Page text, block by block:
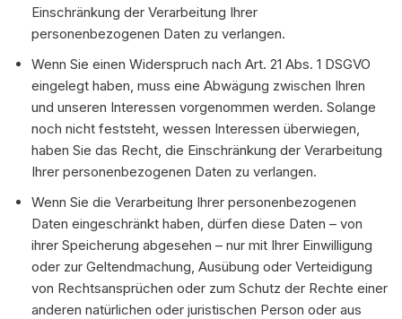
Einschränkung der Verarbeitung Ihrer
personenbezogenen Daten zu verlangen.
Wenn Sie einen Widerspruch nach Art. 21 Abs. 1 DSGVO
eingelegt haben, muss eine Abwägung zwischen Ihren
und unseren Interessen vorgenommen werden. Solange
noch nicht feststeht, wessen Interessen überwiegen,
haben Sie das Recht, die Einschränkung der Verarbeitung
Ihrer personenbezogenen Daten zu verlangen.
Wenn Sie die Verarbeitung Ihrer personenbezogenen
Daten eingeschränkt haben, dürfen diese Daten – von
ihrer Speicherung abgesehen – nur mit Ihrer Einwilligung
oder zur Geltendmachung, Ausübung oder Verteidigung
von Rechtsansprüchen oder zum Schutz der Rechte einer
anderen natürlichen oder juristischen Person oder aus